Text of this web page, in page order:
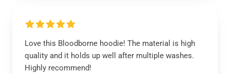
Love this Bloodborne hoodie! The material is high
quality and it holds up well after multiple washes.
Highly recommend!